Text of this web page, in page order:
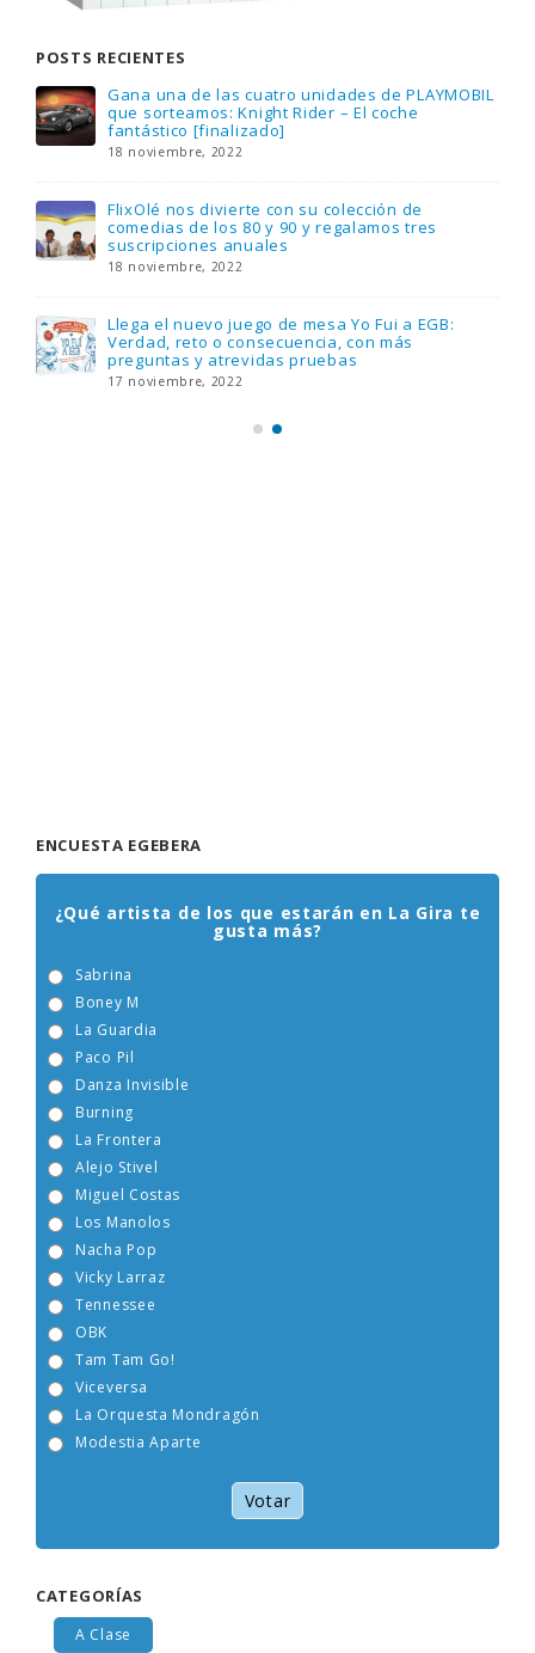
POSTS RECIENTES
Gana una de las cuatro unidades de PLAYMOBIL
que sorteamos: Knight Rider – El coche
fantástico [finalizado]
18 noviembre, 2022
FlixOlé nos divierte con su colección de
comedias de los 80 y 90 y regalamos tres
suscripciones anuales
18 noviembre, 2022
Llega el nuevo juego de mesa Yo Fui a EGB:
Verdad, reto o consecuencia, con más
preguntas y atrevidas pruebas
17 noviembre, 2022
ENCUESTA EGEBERA
¿Qué artista de los que estarán en La Gira te
gusta más?
Sabrina
Boney M
La Guardia
Paco Pil
Danza Invisible
Burning
La Frontera
Alejo Stivel
Miguel Costas
Los Manolos
Nacha Pop
Vicky Larraz
Tennessee
OBK
Tam Tam Go!
Viceversa
La Orquesta Mondragón
Modestia Aparte
Votar
CATEGORÍAS
A Clase